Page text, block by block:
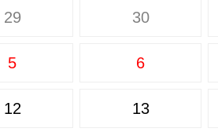
29 30
5 6
12 13